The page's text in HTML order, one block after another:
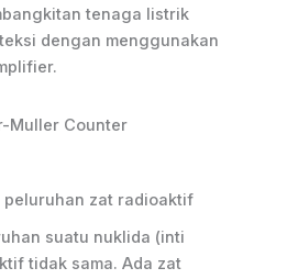
tenaga listrik
dengan menggunakan
peluruhan zat radioaktif
suatu nuklida (inti
tidak sama. Ada zat